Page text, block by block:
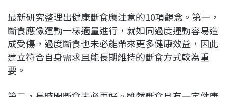
最新研究整理出健康斷食應注意的10項觀念。第一，
斷食應像運動一樣適量進行，就如同過度運動容易造
成受傷，過度斷食也未必能帶來更多健康效益，因此
建立符合自身需求且能長期維持的斷食方式較為重
要。